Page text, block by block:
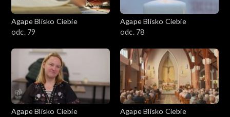
Agape Blisko Ciebie
odc. 79
Agape Blisko Ciebie
odc. 78
Agape Blisko Ciebie
Agape Blisko Ciebie